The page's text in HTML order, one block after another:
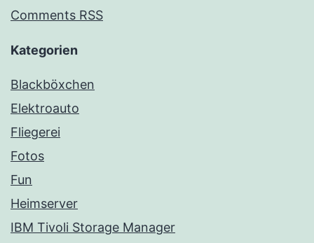
Comments RSS
Kategorien
Blackböxchen
Elektroauto
Fliegerei
Fotos
Fun
Heimserver
IBM Tivoli Storage Manager